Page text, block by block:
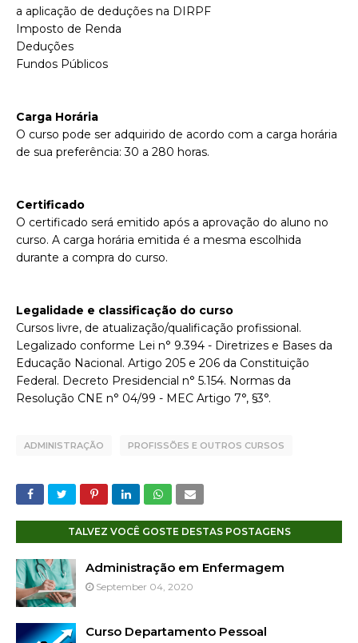
a aplicação de deduções na DIRPF
Imposto de Renda
Deduções
Fundos Públicos
Carga Horária
O curso pode ser adquirido de acordo com a carga horária
de sua preferência: 30 a 280 horas.
Certificado
O certificado será emitido após a aprovação do aluno no
curso. A carga horária emitida é a mesma escolhida
durante a compra do curso.
Legalidade e classificação do curso
Cursos livre, de atualização/qualificação profissional.
Legalizado conforme Lei n° 9.394 - Diretrizes e Bases da
Educação Nacional. Artigo 205 e 206 da Constituição
Federal. Decreto Presidencial n° 5.154. Normas da
Resolução CNE n° 04/99 - MEC Artigo 7°, §3°.
ADMINISTRAÇÃO PROFISSÕES E OUTROS CURSOS
TALVEZ VOCÊ GOSTE DESTAS POSTAGENS
Administração em Enfermagem
September 04, 2020
Curso Departamento Pessoal